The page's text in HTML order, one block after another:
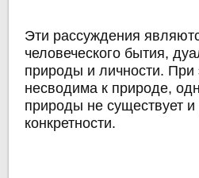
Эти рассуждения
человеческого бытия,
природы и личности. При
несводима к природе,
природы не существует
конкретности.